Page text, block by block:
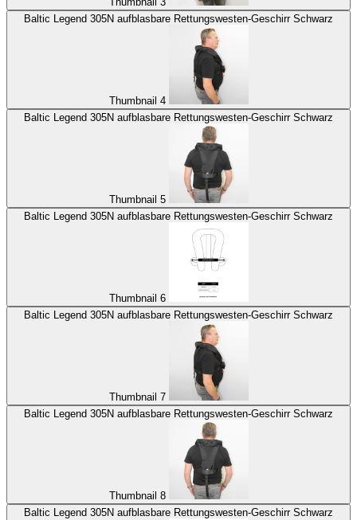
Baltic Legend 305N aufblasbare Rettungswesten-Geschirr Schwarz
Thumbnail 4
Baltic Legend 305N aufblasbare Rettungswesten-Geschirr Schwarz
Thumbnail 5
Baltic Legend 305N aufblasbare Rettungswesten-Geschirr Schwarz
Thumbnail 6
Baltic Legend 305N aufblasbare Rettungswesten-Geschirr Schwarz
Thumbnail 7
Baltic Legend 305N aufblasbare Rettungswesten-Geschirr Schwarz
Thumbnail 8
Baltic Legend 305N aufblasbare Rettungswesten-Geschirr Schwarz